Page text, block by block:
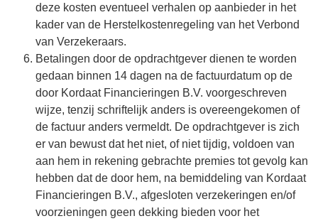
deze kosten eventueel verhalen op aanbieder in het
kader van de Herstelkostenregeling van het Verbond
van Verzekeraars.
Betalingen door de opdrachtgever dienen te worden
gedaan binnen 14 dagen na de factuurdatum op de
door Kordaat Financieringen B.V. voorgeschreven
wijze, tenzij schriftelijk anders is overeengekomen of
de factuur anders vermeldt. De opdrachtgever is zich
er van bewust dat het niet, of niet tijdig, voldoen van
aan hem in rekening gebrachte premies tot gevolg kan
hebben dat de door hem, na bemiddeling van Kordaat
Financieringen B.V., afgesloten verzekeringen en/of
voorzieningen geen dekking bieden voor het